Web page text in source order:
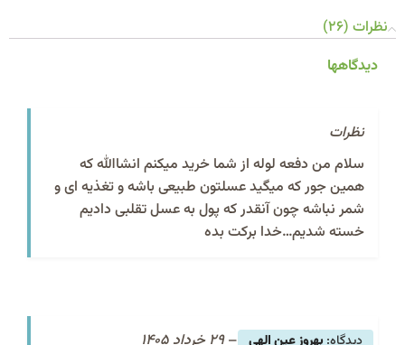
نظرات (26)
دیدگاهها
نظرات
سلام من دفعه لوله از شما خرید میکنم انشاالله که
همین جور که میگید عسلتون طبیعی باشه و تغذیه ای و
شمر نباشه چون آنقدر که پول به عسل تقلبی دادیم
خسته شدیم…خدا برکت بده